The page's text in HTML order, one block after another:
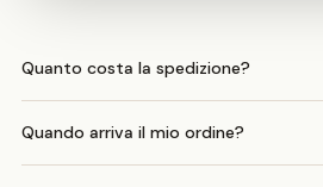
Quanto costa la spedizione?
Quando arriva il mio ordine?